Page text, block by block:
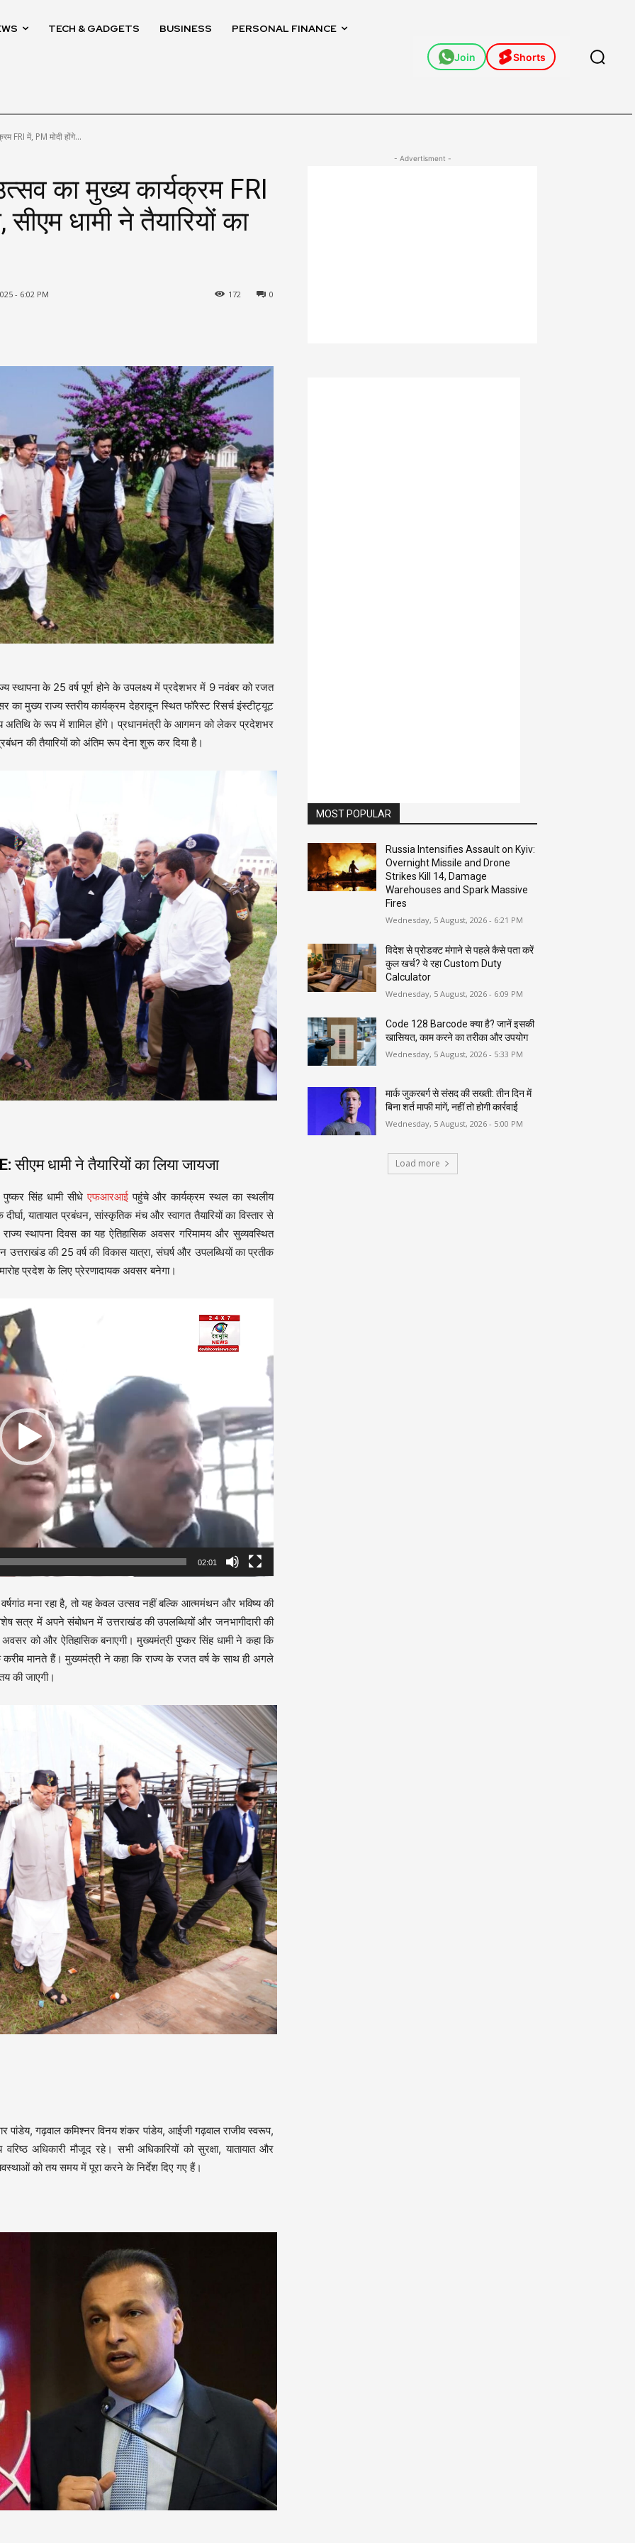
TECH & GADGETS BUSINESS PERSONAL FINANCE
Join Shorts
FRI में, PM मोदी होंगे...
का मुख्य कार्यक्रम FRI
धामी ने तैयारियों का
- 6:02 PM 0
172
स्थापना के 25 वर्ष पूर्ण होने के उपलक्ष्य में प्रदेशभर में 9 नवंबर को रजत
मुख्य राज्य स्तरीय कार्यक्रम देहरादून स्थित फॉरेस्ट रिसर्च इंस्टीट्यूट
अतिथि के रूप में शामिल होंगे। प्रधानमंत्री के आगमन को लेकर प्रदेशभर
की तैयारियों को अंतिम रूप देना शुरू कर दिया है।
सीएम धामी ने तैयारियों का लिया जायजा
सिंह धामी सीधेएफआरआईपहुंचे और कार्यक्रम स्थल का स्थलीय
यातायात प्रबंधन, सांस्कृतिक मंच और स्वागत तैयारियों का विस्तार से
स्थापना दिवस का यह ऐतिहासिक अवसर गरिमामय और सुव्यवस्थित
की 25 वर्ष की विकास यात्रा, संघर्ष और उपलब्धियों का प्रतीक
प्रदेश के लिए प्रेरणादायक अवसर बनेगा।
02:01
मना रहा है, तो यह केवल उत्सव नहीं बल्कि आत्ममंथन और भविष्य की
सत्र में अपने संबोधन में उत्तराखंड की उपलब्धियों और जनभागीदारी की
को और ऐतिहासिक बनाएगी। मुख्यमंत्री पुष्कर सिंह धामी ने कहा कि
मानते हैं। मुख्यमंत्री ने कहा कि राज्य के रजत वर्ष के साथ ही अगले
की जाएगी।
पांडेय, गढ़वाल कमिश्नर विनय शंकर पांडेय, आईजी गढ़वाल राजीव स्वरूप,
अधिकारी मौजूद रहे। सभी अधिकारियों को सुरक्षा, यातायात और
को तय समय में पूरा करने के निर्देश दिए गए हैं।
- Advertisment -
MOST POPULAR
Russia Intensifies Assault on Kyiv:
Overnight Missile and Drone
Strikes Kill 14, Damage
Warehouses and Spark Massive
Fires
Wednesday, 5 August, 2026 - 6:21 PM
विदेश से प्रोडक्ट मंगाने से पहले कैसे पता करें
कुल खर्च? ये रहा Custom Duty
Calculator
Wednesday, 5 August, 2026 - 6:09 PM
Code 128 Barcode क्या है? जानें इसकी
खासियत, काम करने का तरीका और उपयोग
Wednesday, 5 August, 2026 - 5:33 PM
मार्क जुकरबर्ग से संसद की सख्ती: तीन दिन में
बिना शर्त माफी मांगें, नहीं तो होगी कार्रवाई
Wednesday, 5 August, 2026 - 5:00 PM
Load more